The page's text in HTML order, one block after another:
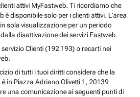
attivi MyFastweb. Ti ricordiamo che
è disponibile solo per i clienti attivi. L’area
sola visualizzazione per un periodo
disattivazione dei servizi Fastweb.
Clienti (192 193) o recarti nei
di tutti i tuoi diritti considera che la
in Piazza Adriano Olivetti 1, 20139
una comunicazione ai seguenti punti di